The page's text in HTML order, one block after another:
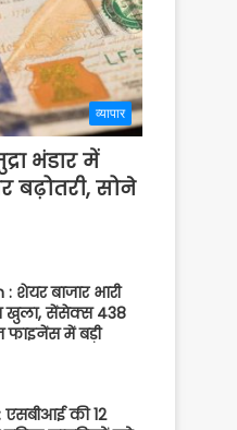
व्यापार
भंडार में
बढ़ोतरी, सोने
शेयर बाजार भारी
खुला, सेंसेक्स 438
फाइनेंस में बड़ी
एसबीआई की 12